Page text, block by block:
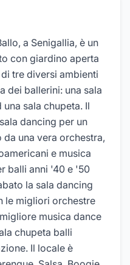
a Senigallia, è un
con giardino aperta
tre diversi ambienti
dei ballerini: una sala
sala chupeta. Il
dancing per un
una vera orchestra,
e musica
balli anni '40 e '50
la sala dancing
le migliori orchestre
musica dance
chupeta balli
Il locale è